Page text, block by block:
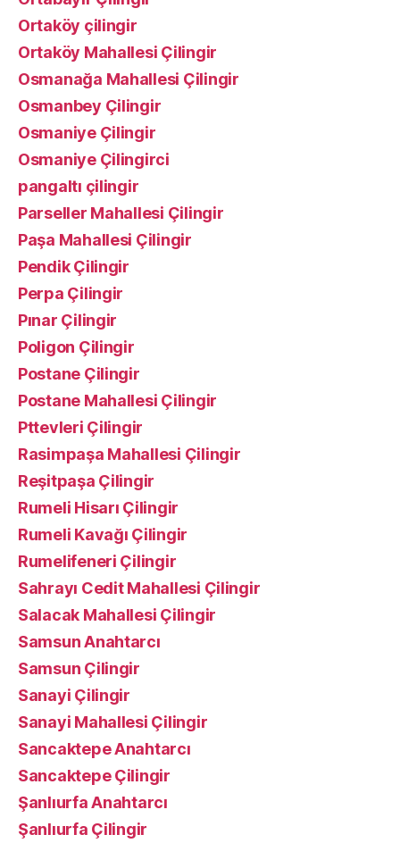
Ortaköy çilingir
Ortaköy Mahallesi Çilingir
Osmanağa Mahallesi Çilingir
Osmanbey Çilingir
Osmaniye Çilingir
Osmaniye Çilingirci
pangaltı çilingir
Parseller Mahallesi Çilingir
Paşa Mahallesi Çilingir
Pendik Çilingir
Perpa Çilingir
Pınar Çilingir
Poligon Çilingir
Postane Çilingir
Postane Mahallesi Çilingir
Pttevleri Çilingir
Rasimpaşa Mahallesi Çilingir
Reşitpaşa Çilingir
Rumeli Hisarı Çilingir
Rumeli Kavağı Çilingir
Rumelifeneri Çilingir
Sahrayı Cedit Mahallesi Çilingir
Salacak Mahallesi Çilingir
Samsun Anahtarcı
Samsun Çilingir
Sanayi Çilingir
Sanayi Mahallesi Çilingir
Sancaktepe Anahtarcı
Sancaktepe Çilingir
Şanlıurfa Anahtarcı
Şanlıurfa Çilingir